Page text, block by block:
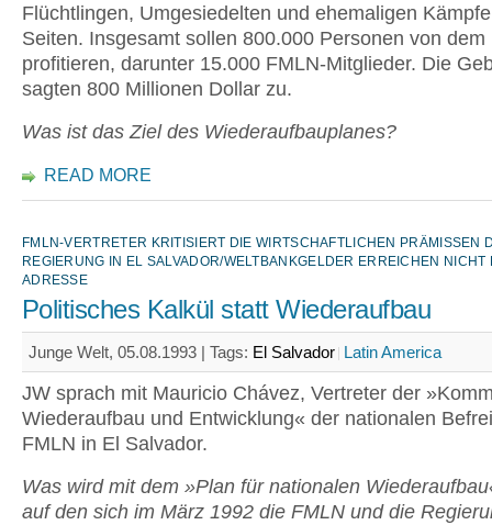
Flüchtlingen, Umgesiedelten und ehemaligen
Seiten. Insgesamt sollen 800.000 Personen von dem
profitieren, darunter 15.000 FMLN-Mitglieder. Die
sagten 800 Millionen Dollar zu.
Was ist das Ziel des Wiederaufbauplanes?
READ MORE
FMLN-VERTRETER KRITISIERT DIE WIRTSCHAFTLICHEN PRÄMISSEN
REGIERUNG IN EL SALVADOR/WELTBANKGELDER ERREICHEN NICHT
ADRESSE
Politisches Kalkül statt Wiederaufbau
Junge Welt, 05.08.1993 | Tags: El Salvador Latin America
JW sprach mit Mauricio Chávez, Vertreter der
Wiederaufbau und Entwicklung« der nationalen
FMLN in El Salvador.
Was wird mit dem »Plan für nationalen
auf den sich im März 1992 die FMLN und die